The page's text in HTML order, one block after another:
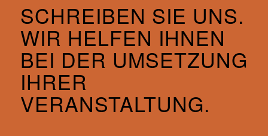
SCHREIBEN SIE UNS.
WIR HELFEN IHNEN
BEI DER UMSETZUNG
IHRER
VERANSTALTUNG.